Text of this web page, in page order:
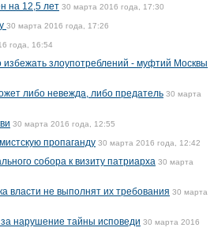
на 12,5 лет 30 марта 2016 года, 17:30
30 марта 2016 года, 17:26
года, 16:54
избежать злоупотреблений - муфтий Москвы
либо невежда, либо предатель 30 марта
30 марта 2016 года, 12:55
пропаганду 30 марта 2016 года, 12:42
собора к визиту патриарха 30 марта
власти не выполнят их требования 30 марта
нарушение тайны исповеди 30 марта 2016